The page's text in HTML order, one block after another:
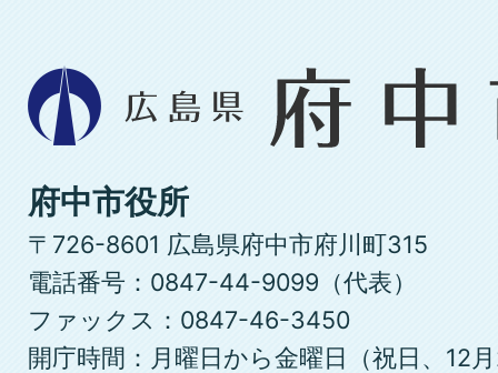
広
島
県
府
中
市
府中市役所
〒726-8601 広島県府中市府川町315
電話番号：0847-44-9099（代表）
ファックス：0847-46-3450
開庁時間：月曜日から金曜日（祝日、12